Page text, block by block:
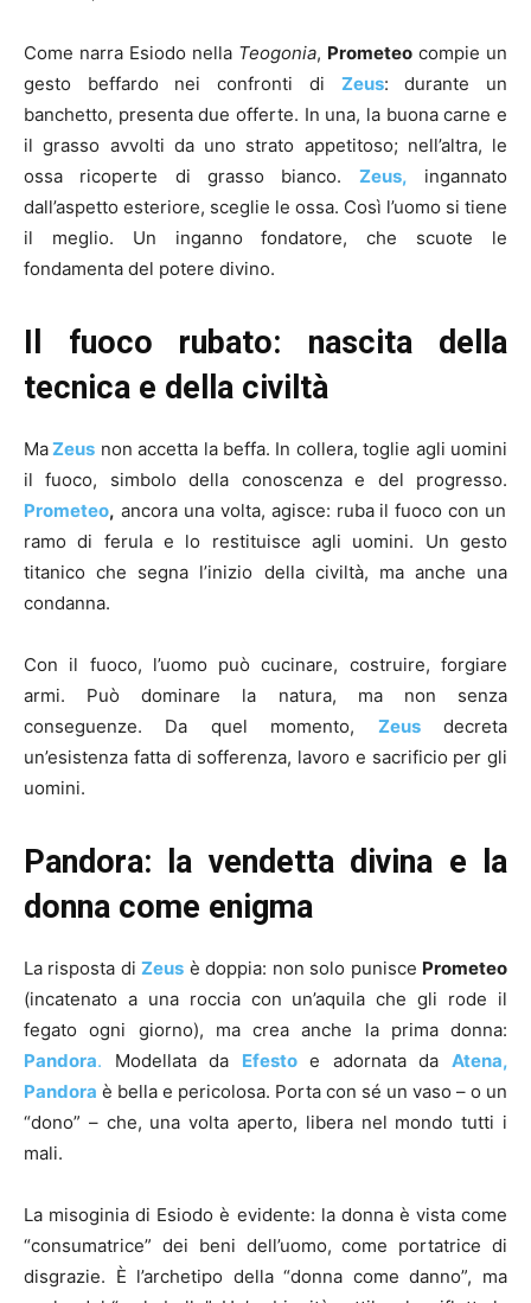
Come narra Esiodo nella Teogonia, Prometeo compie un
gesto beffardo nei confronti di Zeus: durante un
banchetto, presenta due offerte. In una, la buona carne e
il grasso avvolti da uno strato appetitoso; nell’altra, le
ossa ricoperte di grasso bianco. Zeus, ingannato
dall’aspetto esteriore, sceglie le ossa. Così l’uomo si tiene
il meglio. Un inganno fondatore, che scuote le
fondamenta del potere divino.
Il fuoco rubato: nascita della
tecnica e della civiltà
MaZeus non accetta la beffa. In collera, toglie agli uomini
il fuoco, simbolo della conoscenza e del progresso.
Prometeo, ancora una volta, agisce: ruba il fuoco con un
ramo di ferula e lo restituisce agli uomini. Un gesto
titanico che segna l’inizio della civiltà, ma anche una
condanna.
Con il fuoco, l’uomo può cucinare, costruire, forgiare
armi. Può dominare la natura, ma non senza
conseguenze. Da quel momento, Zeus
decreta
un’esistenza fatta di sofferenza, lavoro e sacrificio per gli
uomini.
Pandora: la vendetta divina e la
donna come enigma
La risposta diZeus è doppia: non solo punisce Prometeo
(incatenato a una roccia con un’aquila che gli rode il
fegato ogni giorno), ma crea anche la prima donna:
Pandora. Modellata da Efestoe adornata daAtena,
Pandora è bella e pericolosa. Porta con sé un vaso – o un
“dono” – che, una volta aperto, libera nel mondo tutti i
mali.
La misoginia di Esiodo è evidente: la donna è vista come
“consumatrice” dei beni dell’uomo, come portatrice di
disgrazie. È l’archetipo della “donna come danno”, ma